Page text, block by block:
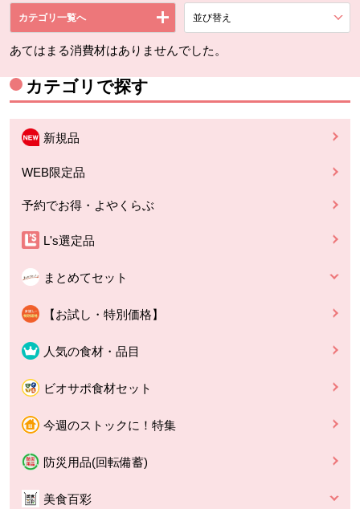
カテゴリ一覧へ 並び替え
あてはまる消費材はありませんでした。
カテゴリで探す
新規品
WEB限定品
予約でお得・よやくらぶ
L's選定品
まとめてセット
【お試し・特別価格】
人気の食材・品目
ビオサポ食材セット
今週のストックに！特集
防災用品(回転備蓄)
美食百彩